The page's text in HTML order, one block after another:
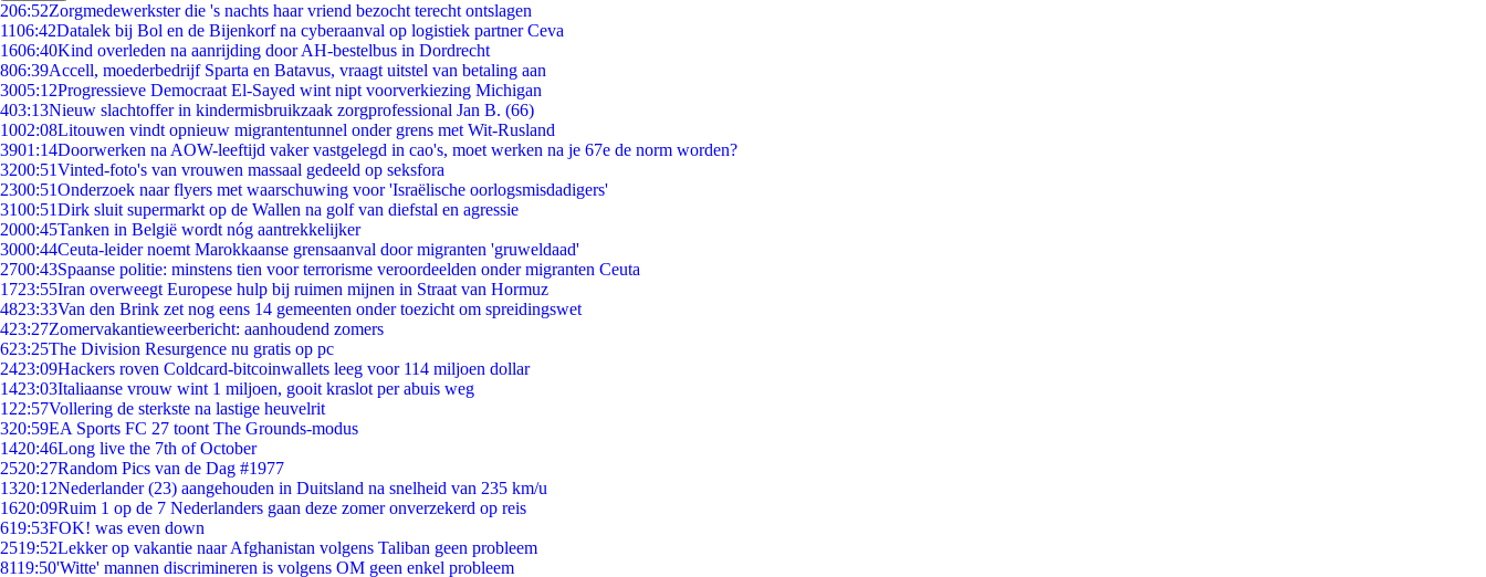
206:52Zorgmedewerkster die 's nachts haar vriend bezocht terecht ontslagen
1106:42Datalek bij Bol en de Bijenkorf na cyberaanval op logistiek partner Ceva
1606:40Kind overleden na aanrijding door AH-bestelbus in Dordrecht
806:39Accell, moederbedrijf Sparta en Batavus, vraagt uitstel van betaling aan
3005:12Progressieve Democraat El-Sayed wint nipt voorverkiezing Michigan
403:13Nieuw slachtoffer in kindermisbruikzaak zorgprofessional Jan B. (66)
1002:08Litouwen vindt opnieuw migrantentunnel onder grens met Wit-Rusland
3901:14Doorwerken na AOW-leeftijd vaker vastgelegd in cao's, moet werken na je 67e de norm worden?
3200:51Vinted-foto's van vrouwen massaal gedeeld op seksfora
2300:51Onderzoek naar flyers met waarschuwing voor 'Israëlische oorlogsmisdadigers'
3100:51Dirk sluit supermarkt op de Wallen na golf van diefstal en agressie
2000:45Tanken in België wordt nóg aantrekkelijker
3000:44Ceuta-leider noemt Marokkaanse grensaanval door migranten 'gruweldaad'
2700:43Spaanse politie: minstens tien voor terrorisme veroordeelden onder migranten Ceuta
1723:55Iran overweegt Europese hulp bij ruimen mijnen in Straat van Hormuz
4823:33Van den Brink zet nog eens 14 gemeenten onder toezicht om spreidingswet
423:27Zomervakantieweerbericht: aanhoudend zomers
623:25The Division Resurgence nu gratis op pc
2423:09Hackers roven Coldcard-bitcoinwallets leeg voor 114 miljoen dollar
1423:03Italiaanse vrouw wint 1 miljoen, gooit kraslot per abuis weg
1 22:57Vollering de sterkste na lastige heuvelrit
320:59EA Sports FC 27 toont The Grounds-modus
1420:46Long live the 7th of October
2520:27Random Pics van de Dag #1977
1320:12Nederlander (23) aangehouden in Duitsland na snelheid van 235 km/u
1620:09Ruim 1 op de 7 Nederlanders gaan deze zomer onverzekerd op reis
619:53FOK! was even down
2519:52Lekker op vakantie naar Afghanistan volgens Taliban geen probleem
8119:50'Witte' mannen discrimineren is volgens OM geen enkel probleem